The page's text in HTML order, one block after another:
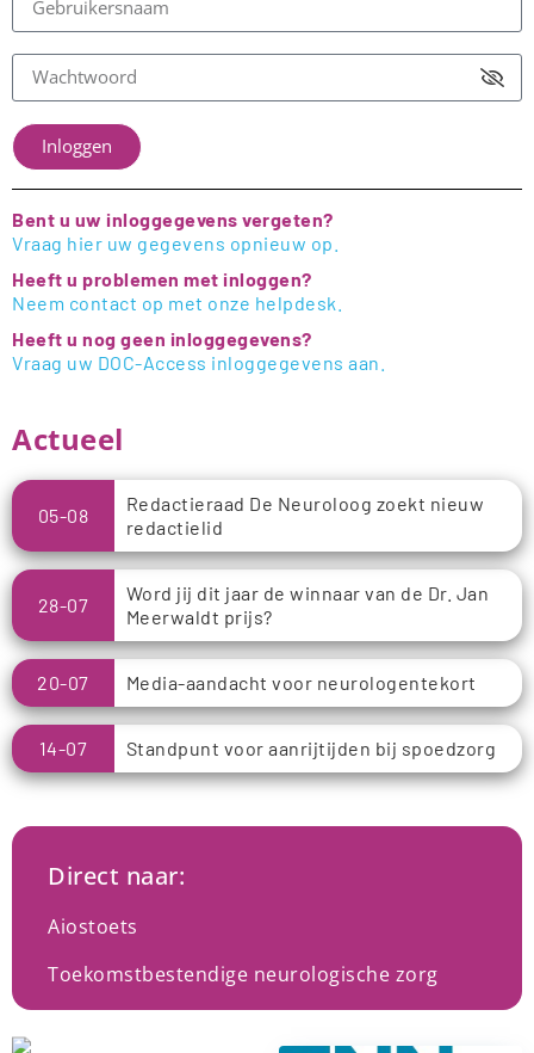
Inloggen
Bent u uw inloggegevens vergeten?
Vraag hier uw gegevens opnieuw op.
Heeft u problemen met inloggen?
Neem contact op met onze helpdesk.
Heeft u nog geen inloggegevens?
Vraag uw DOC-Access inloggegevens aan.
Actueel
05-08
Redactieraad De Neuroloog zoekt nieuw
redactielid
28-07
Word jij dit jaar de winnaar van de Dr. Jan
Meerwaldt prijs?
20-07 Media-aandacht voor neurologentekort
14-07 Standpunt voor aanrijtijden bij spoedzorg
Direct naar:
Aiostoets
Toekomstbestendige neurologische zorg